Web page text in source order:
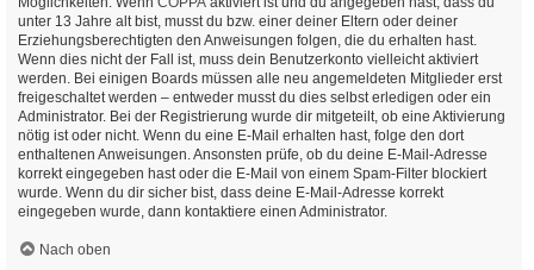
unter 13 Jahre alt bist, musst du bzw. einer deiner Eltern oder deiner
Erziehungsberechtigten den Anweisungen folgen, die du erhalten hast.
Wenn dies nicht der Fall ist, muss dein Benutzerkonto vielleicht aktiviert
werden. Bei einigen Boards müssen alle neu angemeldeten Mitglieder erst
freigeschaltet werden – entweder musst du dies selbst erledigen oder ein
Administrator. Bei der Registrierung wurde dir mitgeteilt, ob eine Aktivierung
nötig ist oder nicht. Wenn du eine E-Mail erhalten hast, folge den dort
enthaltenen Anweisungen. Ansonsten prüfe, ob du deine E-Mail-Adresse
korrekt eingegeben hast oder die E-Mail von einem Spam-Filter blockiert
wurde. Wenn du dir sicher bist, dass deine E-Mail-Adresse korrekt
eingegeben wurde, dann kontaktiere einen Administrator.
Nach oben